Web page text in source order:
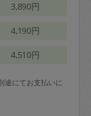
3,890円
4,190円
4,510円
途にてお支払いに